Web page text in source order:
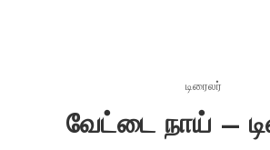
டிரைலர்
வேட்டை நாய் –